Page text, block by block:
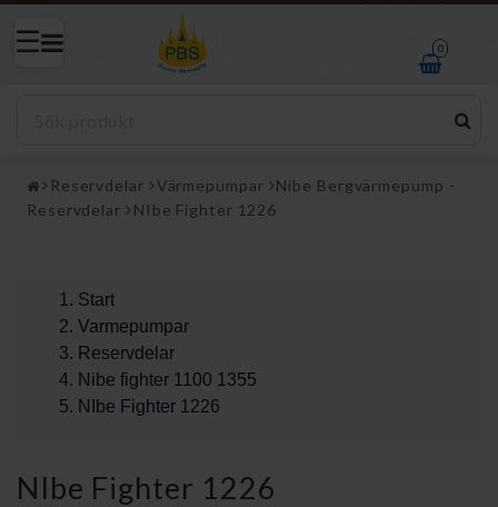
0
Reservdelar Värmepumpar
Nibe Bergvärmepump -
Reservdelar
NIbe Fighter 1226
Start
Varmepumpar
Reservdelar
Nibe fighter 1100 1355
NIbe Fighter 1226
NIbe Fighter 1226